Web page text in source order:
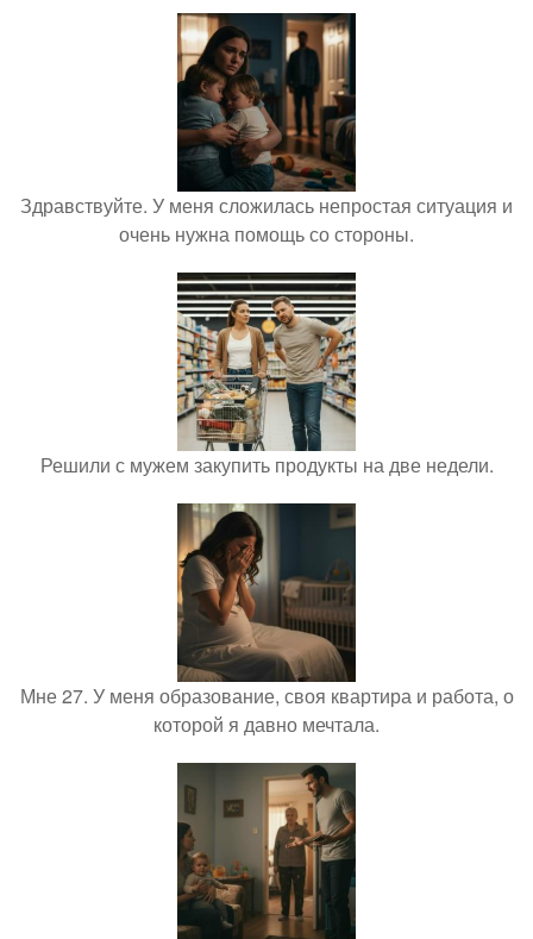
Здравствуйте. У меня сложилась непростая ситуация и
очень нужна помощь со стороны.
Решили с мужем закупить продукты на две недели.
Мне 27. У меня образование, своя квартира и работа, о
которой я давно мечтала.